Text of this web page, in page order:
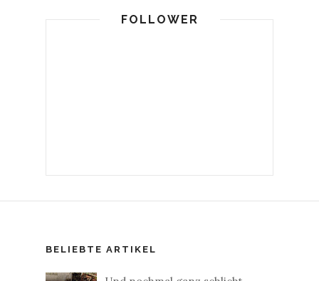
FOLLOWER
BELIEBTE ARTIKEL